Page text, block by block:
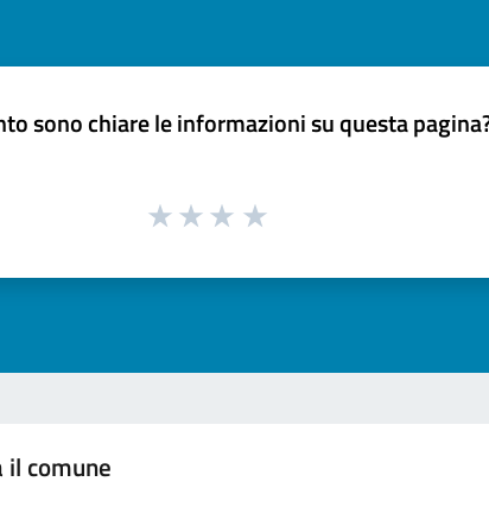
sono chiare le informazioni su questa
comune